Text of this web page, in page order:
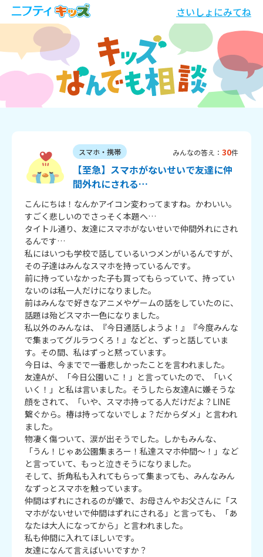
さいしょにみてね
スマホ・携帯 みんなの答え： 30件
【至急】スマホがないせいで友達に仲
間外れにされる…
こんにちは！なんかアイコン変わってますね。かわいい。
すごく悲しいのでさっそく本題へ…
タイトル通り、友達にスマホがないせいで仲間外れにされ
るんです…
私にはいつも学校で話しているいつメンがいるんですが、
その子達はみんなスマホを持っているんです。
前に持っていなかった子も買ってもらっていて、持ってい
ないのは私一人だけになりました。
前はみんなで好きなアニメやゲームの話をしていたのに、
話題は殆どスマホ一色になりました。
私以外のみんなは、『今日通話しようよ！』『今度みんな
で集まってグルラつくろ！』などと、ずっと話していま
す。その間、私はずっと黙っています。
今日は、今までで一番悲しかったことを言われました。
友達Aが、「今日公園いこ！」と言っていたので、「いく
いく！」と私は言いました。そうしたら友達Aに嫌そうな
顔をされて、「いや、スマホ持ってる人だけだよ？LINE
繋ぐから。椿は持ってないでしょ？だからダメ」と言われ
ました。
物凄く傷ついて、涙が出そうでした。しかもみんな、
「うん！じゃあ公園集まろー！私達スマホ仲間～！」など
と言っていて、もっと泣きそうになりました。
そして、折角私も入れてもらって集まっても、みんなみん
なずっとスマホを触っています。
仲間はずれにされるのが嫌で、お母さんやお父さんに「ス
マホがないせいで仲間はずれにされる」と言っても、「あ
なたは大人になってから」と言われました。
私も仲間に入れてほしいです。
友達になんて言えばいいですか？